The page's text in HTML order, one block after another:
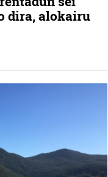
dira, alokairu